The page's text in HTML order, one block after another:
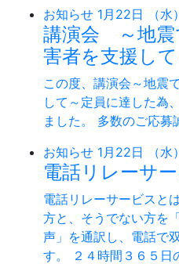
お知らせ 1月22日 （水）
講演会 ～地震
害者を支援し
この度、講演会～地震
して～定員に達した為
ました。 多数のご応
お知らせ 1月22日 （水）
電話リレーサ
電話リレーサービスと
方と、そうでない方を
声」を通訳し、電話で
す。 ２４時間３６５日